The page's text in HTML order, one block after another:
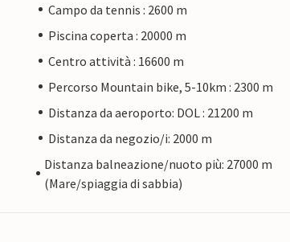
Campo da tennis : 2600 m
Piscina coperta : 20000 m
Centro attività : 16600 m
Percorso Mountain bike, 5-10km : 2300 m
Distanza da aeroporto: DOL : 21200 m
Distanza da negozio/i: 2000 m
Distanza balneazione/nuoto più: 27000 m
(Mare/spiaggia di sabbia)